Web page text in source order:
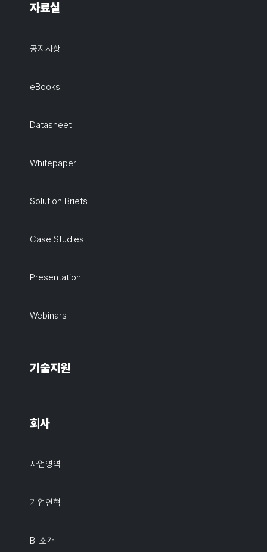
자료실
공지사항
eBooks
Datasheet
Whitepaper
Solution Briefs
Case Studies
Presentation
Webinars
기술지원
회사
사업영역
기업연혁
BI 소개